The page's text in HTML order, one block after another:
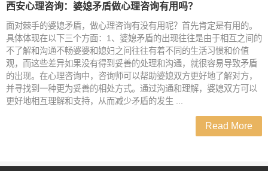
西安心理咨询：婆媳矛盾做心理咨询有用吗？
面对棘手的婆媳矛盾，做心理咨询有没有用呢？首先肯定是有用的。
具体体现在以下三个方面：1、婆媳矛盾的出现往往是由于相互之间的
不了解和沟通不畅婆婆和媳妇之间往往有着不同的生活习惯和价值
观，而这些差异如果没有得到妥善的处理和沟通，就很容易导致矛盾
的出现。在心理咨询中，咨询师可以帮助婆媳双方更好地了解对方，
并寻找到一种更为妥善的相处方式。通过沟通和理解，婆媳双方可以
更好地相互理解和支持，从而减少矛盾的发生 ...
Read More